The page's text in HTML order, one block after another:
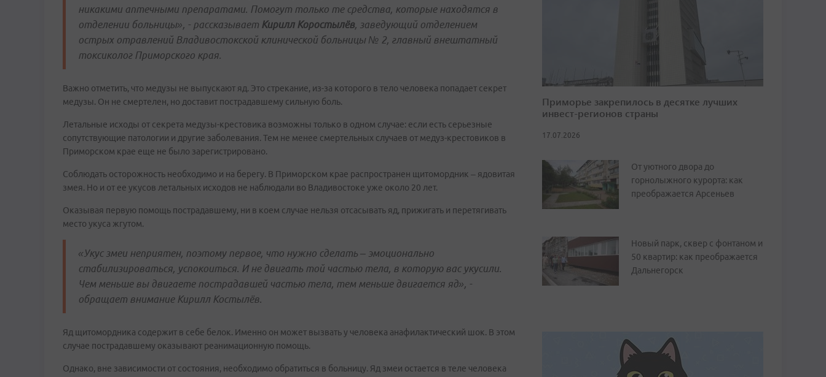
никакими аптечными препаратами. Помогут только те средства, которые находятся в
отделении больницы», - рассказывает Кирилл Коростылёв, заведующий отделением
острых отравлений Владивостокской клинической больницы № 2, главный внештатный
токсиколог Приморского края.
Важно отметить, что медузы не выпускают яд. Это стрекание, из-за которого в тело человека попадает секрет
медузы. Он не смертелен, но доставит пострадавшему сильную боль.
Летальные исходы от секрета медузы-крестовика возможны только в одном случае: если есть серьезные
сопутствующие патологии и другие заболевания. Тем не менее смертельных случаев от медуз-крестовиков в
Приморском крае еще не было зарегистрировано.
Соблюдать осторожность необходимо и на берегу. В Приморском крае распространен щитомордник – ядовитая
змея. Но и от ее укусов летальных исходов не наблюдали во Владивостоке уже около 20 лет.
Оказывая первую помощь пострадавшему, ни в коем случае нельзя отсасывать яд, прижигать и перетягивать
место укуса жгутом.
«Укус змеи неприятен, поэтому первое, что нужно сделать – эмоционально
стабилизироваться, успокоиться. И не двигать той частью тела, в которую вас укусили.
Чем меньше вы двигаете пострадавшей частью тела, тем меньше двигается яд», -
обращает внимание Кирилл Костылёв.
Яд щитомордника содержит в себе белок. Именно он может вызвать у человека анафилактический шок. В этом
случае пострадавшему оказывают реанимационную помощь.
Однако, вне зависимости от состояния, необходимо обратиться в больницу. Яд змеи остается в теле человека
Приморье закрепилось в десятке лучших
инвест-регионов страны
17.07.2026
От уютного двора до
горнолыжного курорта: как
преображается Арсеньев
Новый парк, сквер с фонтаном и
50 квартир: как преображается
Дальнегорск